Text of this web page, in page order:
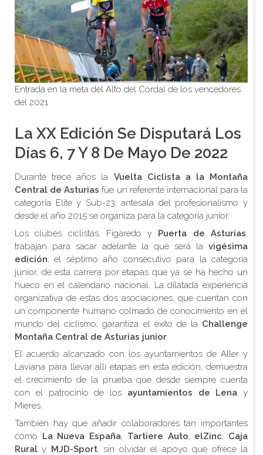
Entrada en la meta del Alto del Cordal de los vencedores
del 2021
La XX Edición Se Disputará Los
Días 6, 7 Y 8 De Mayo De 2022
Durante trece años la Vuelta Ciclista a la Montaña
Central de Asturias fue un referente internacional para la
categoría Elite y Sub-23, antesala del profesionalismo y
desde el año 2015 se organiza para la categoría junior.
Los clubes ciclistas, Figaredo y Puerta de Asturias
trabajan para sacar adelante la que será la vigésima
edición , el séptimo año consecutivo para la categoría
junior, de esta carrera por etapas que ya se ha hecho un
hueco en el calendario nacional. La dilatada experiencia
organizativa de estas dos asociaciones, que cuentan con
un componente humano colmado de conocimiento en el
mundo del ciclismo, garantiza el éxito de la Challenge
Montaña Central de Asturias junior
El acuerdo alcanzado con los ayuntamientos de Aller y
Laviana para llevar allí etapas en esta edición, demuestra
el crecimiento de la prueba que desde siempre cuenta
con el patrocinio de los ayuntamientos de Lena y
Mieres.
También hay que añadir colaboradores tan importantes
como La Nueva España Tartiere Auto elZinc
Caja
Rural y MJD-Sport, sin olvidar el apoyo que ofrece la